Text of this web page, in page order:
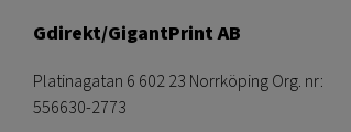
Gdirekt/GigantPrint AB
Platinagatan 6 602 23 Norrköping Org. nr:
556630-2773